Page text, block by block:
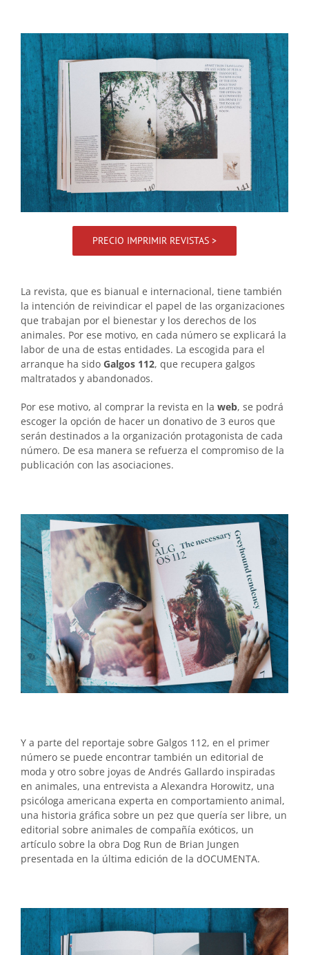
PRECIO IMPRIMIR REVISTAS >
La revista, que es bianual e internacional, tiene también
la intención de reivindicar el papel de las organizaciones
que trabajan por el bienestar y los derechos de los
animales. Por ese motivo, en cada número se explicará la
labor de una de estas entidades. La escogida para el
arranque ha sido Galgos 112, que recupera galgos
maltratados y abandonados.
Por ese motivo, al comprar la revista en la web, se podrá
escoger la opción de hacer un donativo de 3 euros que
serán destinados a la organización protagonista de cada
número. De esa manera se refuerza el compromiso de la
publicación con las asociaciones.
Y a parte del reportaje sobre Galgos 112, en el primer
número se puede encontrar también un editorial de
moda y otro sobre joyas de Andrés Gallardo inspiradas
en animales, una entrevista a Alexandra Horowitz, una
psicóloga americana experta en comportamiento animal,
una historia gráfica sobre un pez que quería ser libre, un
editorial sobre animales de compañía exóticos, un
artículo sobre la obra Dog Run de Brian Jungen
presentada en la última edición de la dOCUMENTA.